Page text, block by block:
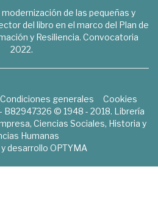
modernización de las pequeñas y
del libro en el marco del Plan de
y Resiliencia. Convocatoria
2022.
Condiciones generales
Cookies
B82947326 © 1948 - 2018. Librería
Ciencias Sociales, Historia y
Humanas
desarrollo OPTYMA